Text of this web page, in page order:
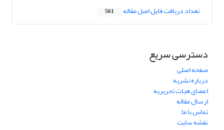
تعداد دریافت فایل اصل مقاله 561
دسترسی سریع
صفحه اصلی
درباره نشریه
اعضای هیات تحریریه
ارسال مقاله
تماس با ما
نقشه سایت